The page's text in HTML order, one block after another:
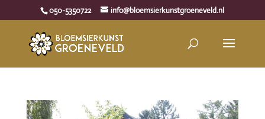
050-5350722 info@bloemsierkunstgroeneveld.nl